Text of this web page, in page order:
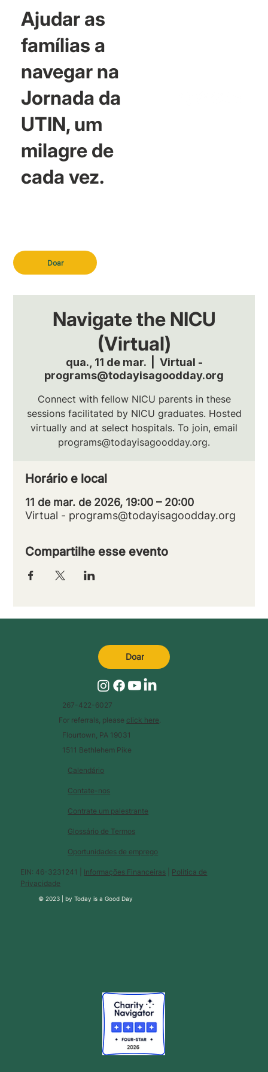
Doar
Ajudar as
famílias a
navegar na
Jornada da
UTIN, um
milagre de
cada vez.
Navigate the NICU
(Virtual)
qua., 11 de mar.
  |
Virtual -
programs@todayisagoodday.org
Connect with fellow NICU parents in these
sessions facilitated by NICU graduates. Hosted
virtually and at select hospitals. To join, email
programs@todayisagoodday.org.
Horário e local
11 de mar. de 2026, 19:00 – 20:00
Virtual - programs@todayisagoodday.org
Compartilhe esse evento
Calendário
Glossário de Termos
Contate-nos
Contrate um palestrante
Oportunidades de emprego
EIN: 46-3231241 | Informações Financeiras
Política de
Privacidade
© 2023 |byToday is a Good Day
267-422-6027
For referrals, please click here
Flourtown, PA 19031
1511 Bethlehem Pike
Doar